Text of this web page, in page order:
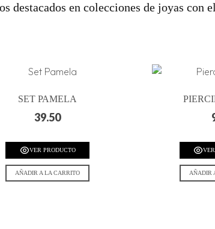
destacados en colecciones de joyas con
SET PAMELA
39.50
VER PRODUCTO
AÑADIR A LA CARRITO AÑADIR